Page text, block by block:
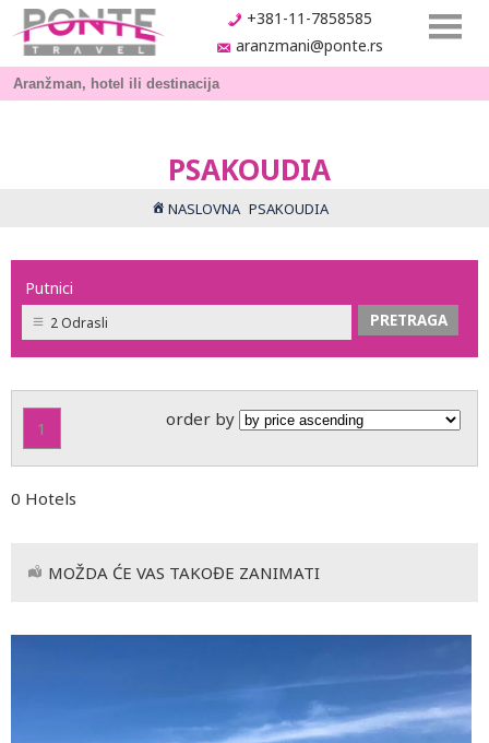
+381-11-7858585
aranzmani@ponte.rs
PSAKOUDIA
NASLOVNA PSAKOUDIA
Putnici
2 Odrasli
1 order by
0 Hotels
MOŽDA ĆE VAS TAKOĐE ZANIMATI